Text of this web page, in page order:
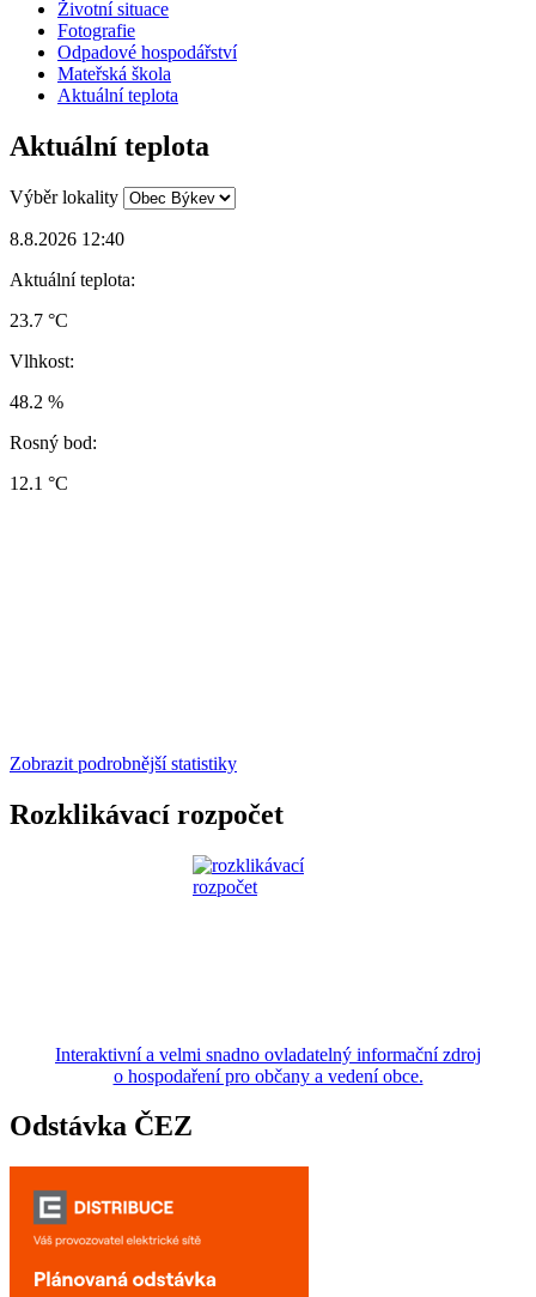
Životní situace
Fotografie
Odpadové hospodářství
Mateřská škola
Aktuální teplota
Aktuální teplota
Výběr lokality
8.8.2026 12:40
Aktuální teplota:
23.7 °C
Vlhkost:
48.2 %
Rosný bod:
12.1 °C
Zobrazit podrobnější statistiky
Rozklikávací rozpočet
Interaktivní a velmi snadno ovladatelný informační zdroj
o hospodaření pro občany a vedení obce.
Odstávka ČEZ